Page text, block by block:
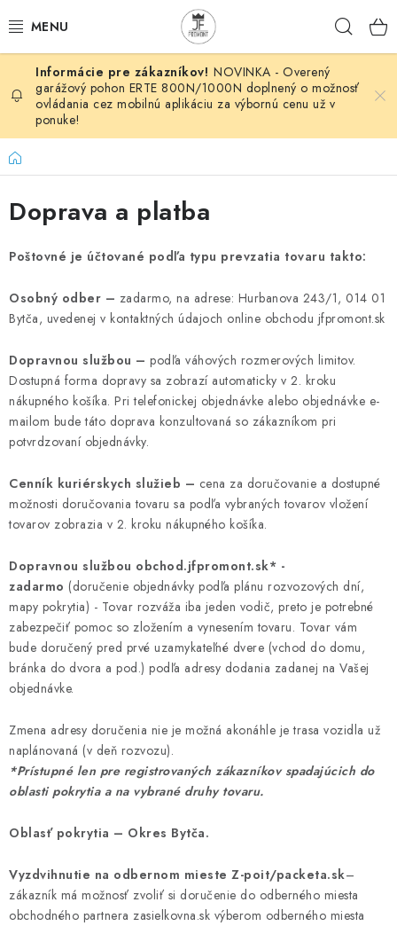
na
AUTOMATIZÁCIA
BRÁNOVÉ SYSTÉMY
POHONY
HUTNÍCKY MATERIÁL
DOM, DIELŇA, ZÁHRADA
KOVANÉ POLOTOVARY
HLINÍKOVÉ POLOTOVARY
NEREZOVÉ POLOTOVARY
SPOJOVACÍ MATERIÁL
ZÁBRADLIA A MADLÁ
Zadanie reklamácie alebo vrátenia tovaru
Podmienky ochrany osobných údajov
Obchodné podmienky
NOVINKA - Overený
garážový pohon ERTE 800N/1000N doplnený o možnosť
ovládania cez mobilnú aplikáciu za výbornú cenu už v
ponuke!
Domov
Doprava a platba
Poštovné je účtované podľa typu prevzatia tovaru takto:
Osobný odber – zadarmo, na adrese: Hurbanova 243/1, 014 01
Bytča, uvedenej v kontaktných údajoch online obchodu jfpromont.sk
Dopravnou službou – podľa váhových rozmerových limitov.
Dostupná forma dopravy sa zobrazí automaticky v 2. kroku
nákupného košíka. Pri telefonickej objednávke alebo objednávke e-
mailom bude táto doprava konzultovaná so zákazníkom pri
potvrdzovaní objednávky.
Cenník kuriérskych služieb – cena za doručovanie a dostupné
možnosti doručovania tovaru sa podľa vybraných tovarov vložení
tovarov zobrazia v 2. kroku nákupného košíka.
Dopravnou službou obchod.jfpromont.sk* -
zadarmo (doručenie objednávky podľa plánu rozvozových dní,
mapy pokrytia) - Tovar rozváža iba jeden vodič, preto je potrebné
zabezpečiť pomoc so zložením a vynesením tovaru. Tovar vám
bude doručený pred prvé uzamykateľné dvere (vchod do domu,
bránka do dvora a pod.) podľa adresy dodania zadanej na Vašej
objednávke.
Zmena adresy doručenia nie je možná akonáhle je trasa vozidla už
naplánovaná (v deň rozvozu).
*Prístupné len pre registrovaných zákazníkov spadajúcich do
oblasti pokrytia a na vybrané druhy tovaru.
Oblasť pokrytia – Okres Bytča.
Vyzdvihnutie na odbernom mieste Z-poit/packeta.sk–
zákazník má možnosť zvoliť si doručenie do odberného miesta
obchodného partnera zasielkovna.sk výberom odberného miesta